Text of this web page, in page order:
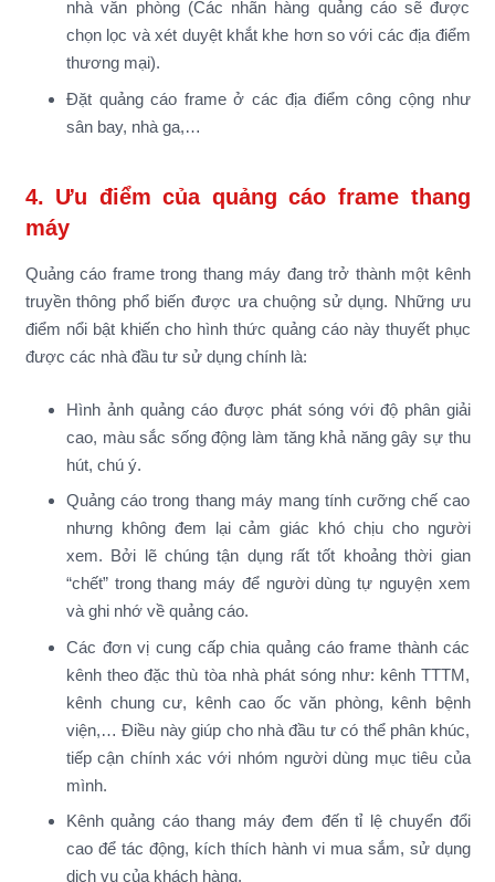
nhà văn phòng (Các nhãn hàng quảng cáo sẽ được
chọn lọc và xét duyệt khắt khe hơn so với các địa điểm
thương mại).
Đặt quảng cáo frame ở các địa điểm công cộng như
sân bay, nhà ga,…
4. Ưu điểm của quảng cáo frame thang
máy
Quảng cáo frame trong thang máy đang trở thành một kênh
truyền thông phổ biến được ưa chuộng sử dụng. Những ưu
điểm nổi bật khiến cho hình thức quảng cáo này thuyết phục
được các nhà đầu tư sử dụng chính là:
Hình ảnh quảng cáo được phát sóng với độ phân giải
cao, màu sắc sống động làm tăng khả năng gây sự thu
hút, chú ý.
Quảng cáo trong thang máy mang tính cưỡng chế cao
nhưng không đem lại cảm giác khó chịu cho người
xem. Bởi lẽ chúng tận dụng rất tốt khoảng thời gian
“chết” trong thang máy để người dùng tự nguyện xem
và ghi nhớ về quảng cáo.
Các đơn vị cung cấp chia quảng cáo frame thành các
kênh theo đặc thù tòa nhà phát sóng như: kênh TTTM,
kênh chung cư, kênh cao ốc văn phòng, kênh bệnh
viện,… Điều này giúp cho nhà đầu tư có thể phân khúc,
tiếp cận chính xác với nhóm người dùng mục tiêu của
mình.
Kênh quảng cáo thang máy đem đến tỉ lệ chuyển đổi
cao để tác động, kích thích hành vi mua sắm, sử dụng
dịch vụ của khách hàng.